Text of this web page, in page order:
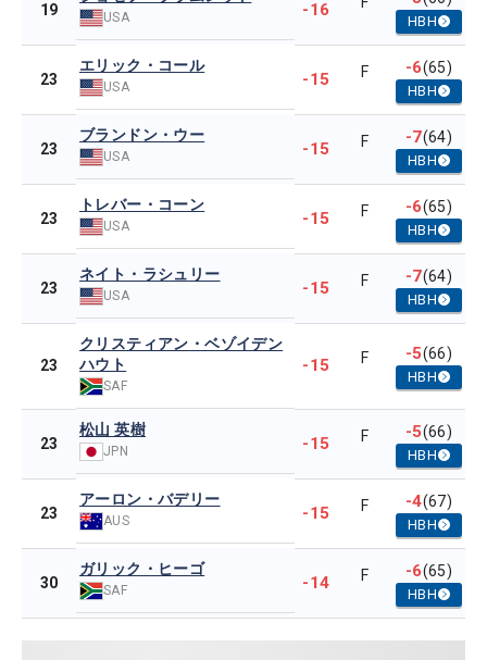
19 USA -16
HBH
23
エリック・コール
USA -15 F -6(65)
HBH
23
ブランドン・ウー
USA -15 F -7(64)
HBH
23
トレバー・コーン
USA -15 F -6(65)
HBH
23
ネイト・ラシュリー
USA -15 F -7(64)
HBH
23
クリスティアン・ベゾイデン
ハウト
SAF
-15 F -5(66)
HBH
23
松山 英樹
JPN -15 F -5(66)
HBH
23
アーロン・バデリー
AUS -15 F -4(67)
HBH
30
ガリック・ヒーゴ
SAF -14 F -6(65)
HBH